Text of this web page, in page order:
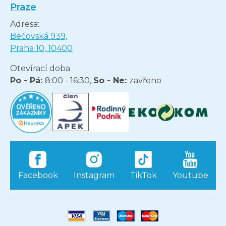
Praze
Adresa:
Bečovská 939,
Praha 10, 10400
Otevírací doba
Po - Pá: 8:00 - 16:30, So - Ne: zavřeno
Facebook Instagram TikTok Youtube